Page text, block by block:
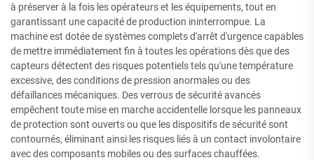
à préserver à la fois les opérateurs et les équipements, tout en
garantissant une capacité de production ininterrompue. La
machine est dotée de systèmes complets d'arrêt d'urgence capables
de mettre immédiatement fin à toutes les opérations dès que des
capteurs détectent des risques potentiels tels qu'une température
excessive, des conditions de pression anormales ou des
défaillances mécaniques. Des verrous de sécurité avancés
empêchent toute mise en marche accidentelle lorsque les panneaux
de protection sont ouverts ou que les dispositifs de sécurité sont
contournés, éliminant ainsi les risques liés à un contact involontaire
avec des composants mobiles ou des surfaces chauffées.